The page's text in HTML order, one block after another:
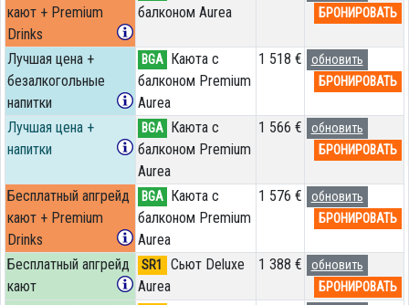
кают + Premium
Drinks
балконом Aurea
БРОНИРОВАТЬ
Лучшая цена +
безалкогольные
напитки
BGA Каюта с
балконом Premium
Aurea
1 518 €
обновить
БРОНИРОВАТЬ
Лучшая цена +
напитки
BGA Каюта с
балконом Premium
Aurea
1 566 €
обновить
БРОНИРОВАТЬ
Бесплатный апгрейд
кают + Premium
Drinks
BGA Каюта с
балконом Premium
Aurea
1 576 €
обновить
БРОНИРОВАТЬ
Бесплатный апгрейд
кают
SR1
Сьют Deluxe
Aurea
1 388 €
обновить
БРОНИРОВАТЬ